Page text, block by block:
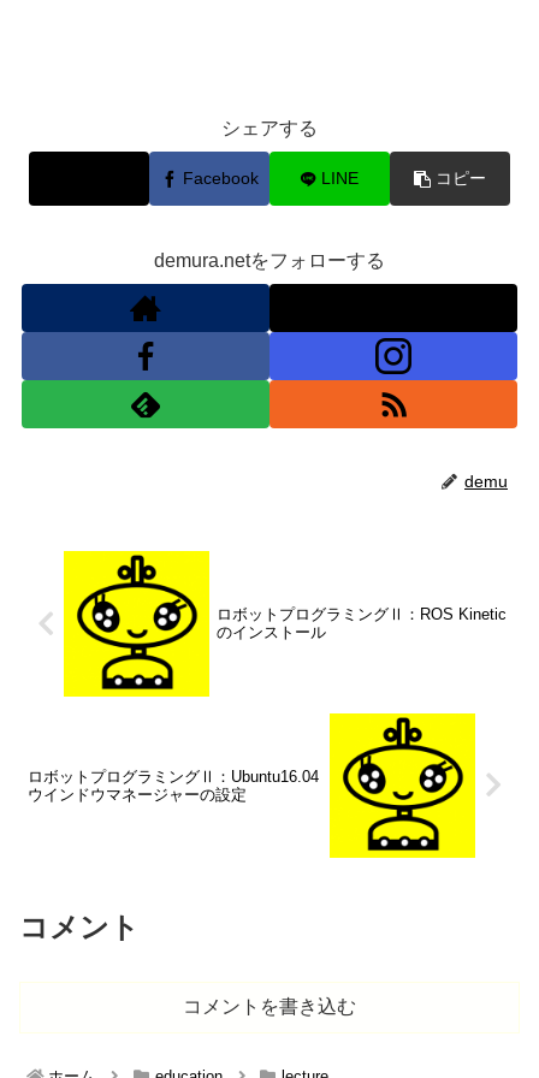
シェアする
Facebook LINE コピー
demura.netをフォローする
demu
ロボットプログラミングⅡ：ROS Kinetic
のインストール
ロボットプログラミングⅡ：Ubuntu16.04
ウインドウマネージャーの設定
コメント
コメントを書き込む